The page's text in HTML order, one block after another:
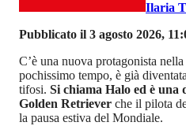
Ilaria
Pubblicato il 3 agosto 2026,
C’è una nuova protagonista
pochissimo tempo, è già
tifosi. Si chiama Halo ed è una
Golden Retriever che il pilota
la pausa estiva del Mondiale.